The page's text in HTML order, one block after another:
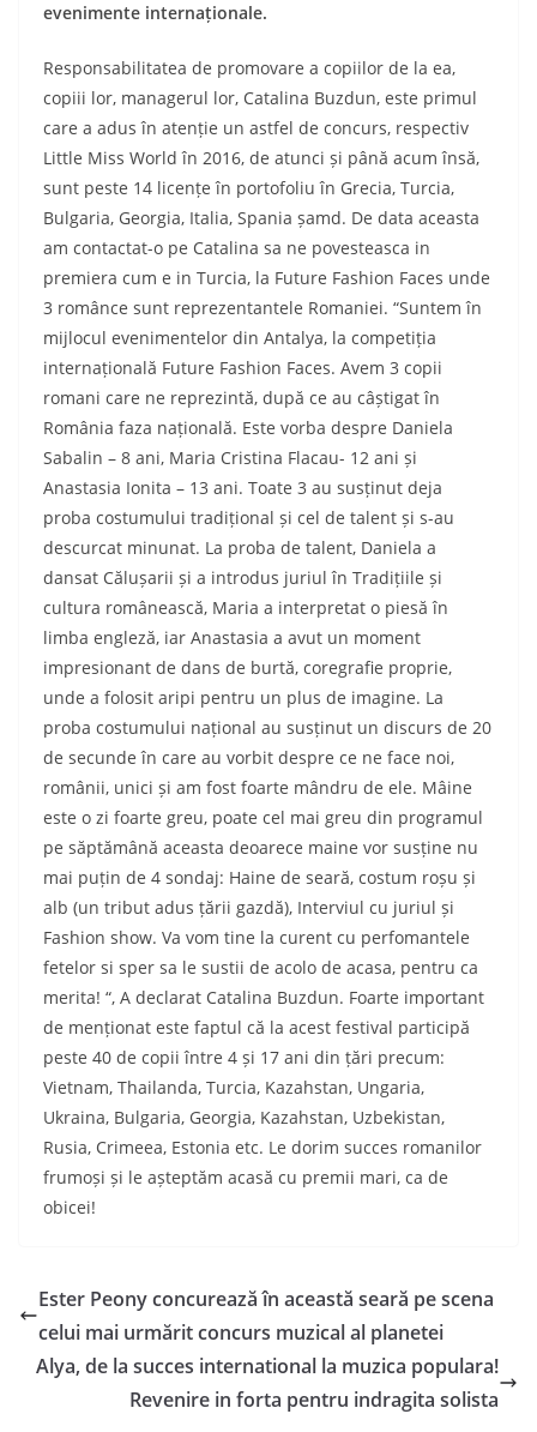
evenimente internaționale.
Responsabilitatea de promovare a copiilor de la ea,
copiii lor, managerul lor, Catalina Buzdun, este primul
care a adus în atenție un astfel de concurs, respectiv
Little Miss World în 2016, de atunci și până acum însă,
sunt peste 14 licențe în portofoliu în Grecia, Turcia,
Bulgaria, Georgia, Italia, Spania șamd. De data aceasta
am contactat-o pe Catalina sa ne povesteasca in
premiera cum e in Turcia, la Future Fashion Faces unde
3 românce sunt reprezentantele Romaniei. “Suntem în
mijlocul evenimentelor din Antalya, la competiția
internațională Future Fashion Faces. Avem 3 copii
romani care ne reprezintă, după ce au câștigat în
România faza națională. Este vorba despre Daniela
Sabalin – 8 ani, Maria Cristina Flacau- 12 ani și
Anastasia Ionita – 13 ani. Toate 3 au susținut deja
proba costumului tradițional și cel de talent și s-au
descurcat minunat. La proba de talent, Daniela a
dansat Călușarii și a introdus juriul în Tradițiile și
cultura românească, Maria a interpretat o piesă în
limba engleză, iar Anastasia a avut un moment
impresionant de dans de burtă, coregrafie proprie,
unde a folosit aripi pentru un plus de imagine. La
proba costumului național au susținut un discurs de 20
de secunde în care au vorbit despre ce ne face noi,
românii, unici și am fost foarte mândru de ele. Mâine
este o zi foarte greu, poate cel mai greu din programul
pe săptămână aceasta deoarece maine vor susține nu
mai puțin de 4 sondaj: Haine de seară, costum roșu și
alb (un tribut adus țării gazdă), Interviul cu juriul și
Fashion show. Va vom tine la curent cu perfomantele
fetelor si sper sa le sustii de acolo de acasa, pentru ca
merita! “, A declarat Catalina Buzdun. Foarte important
de menționat este faptul că la acest festival participă
peste 40 de copii între 4 și 17 ani din țări precum:
Vietnam, Thailanda, Turcia, Kazahstan, Ungaria,
Ukraina, Bulgaria, Georgia, Kazahstan, Uzbekistan,
Rusia, Crimeea, Estonia etc. Le dorim succes romanilor
frumoși și le așteptăm acasă cu premii mari, ca de
obicei!
Ester Peony concurează în această seară pe scena
celui mai urmărit concurs muzical al planetei
Alya, de la succes international la muzica populara!
Revenire in forta pentru indragita solista